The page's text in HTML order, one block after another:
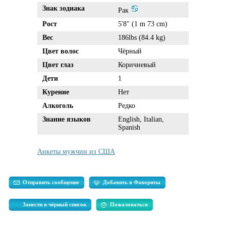
Знак зодиака
Рак
Рост
5'8" (1 m 73 cm)
Вес
186lbs (84.4 kg)
Цвет волос
Чёрный
Цвет глаз
Коричневый
Дети
1
Курение
Нет
Алкоголь
Редко
Знание языков
English, Italian,
Spanish
Анкеты мужчин из США
Отправить сообщение Добавить в Фавориты
Занести в чёрный список Пожаловаться